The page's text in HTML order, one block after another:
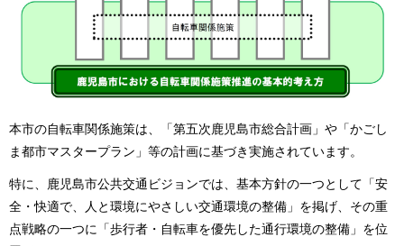
本市の自転車関係施策は、「第五次鹿児島市総合計画」や「かごし
ま都市マスタープラン」等の計画に基づき実施されています。
特に、鹿児島市公共交通ビジョンでは、基本方針の一つとして「安
全・快適で、人と環境にやさしい交通環境の整備」を掲げ、その重
点戦略の一つに「歩行者・自転車を優先した通行環境の整備」を位